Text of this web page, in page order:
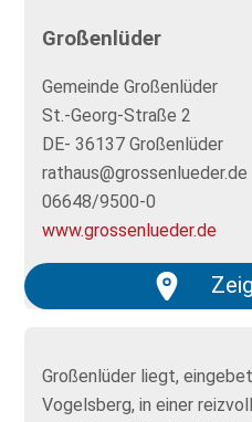
Großenlüder
Gemeinde Großenlüder
St.-Georg-Straße 2
DE- 36137 Großenlüder
rathaus@grossenlueder.de
06648/9500-0
www.grossenlueder.de
Großenlüder liegt,
Vogelsberg, in einer